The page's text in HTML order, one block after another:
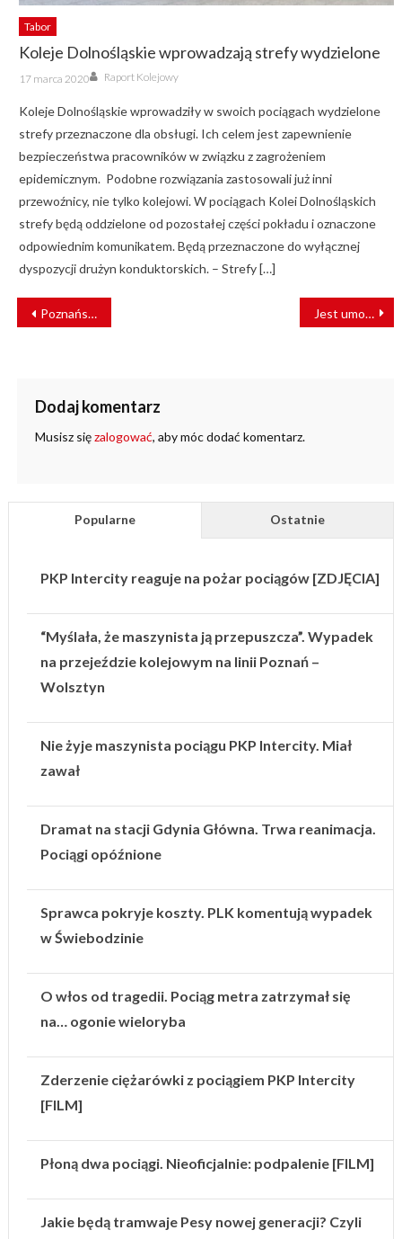
Tabor
Koleje Dolnośląskie wprowadzają strefy wydzielone
Posted
on
17 marca 2020 Author
Raport Kolejowy
Koleje Dolnośląskie wprowadziły w swoich pociągach wydzielone
strefy przeznaczone dla obsługi. Ich celem jest zapewnienie
bezpieczeństwa pracowników w związku z zagrożeniem
epidemicznym. Podobne rozwiązania zastosowali już inni
przewoźnicy, nie tylko kolejowi. W pociągach Kolei Dolnośląskich
strefy będą oddzielone od pozostałej części pokładu i oznaczone
odpowiednim komunikatem. Będą przeznaczone do wyłącznej
dyspozycji drużyn konduktorskich. – Strefy […]
NAWIGACJA
WPISU
Poznańska Kolej Metropolitalna rozpocznie działanie na odcinku Poznań – Kościan Jest umowa na dokumentację projektową dla modernizacji linii Tczew – Czersk
Dodaj komentarz
Musisz sięzalogować, aby móc dodać komentarz.
Popularne Ostatnie
PKP Intercity reaguje na pożar pociągów [ZDJĘCIA]
“Myślała, że maszynista ją przepuszcza”. Wypadek
na przejeździe kolejowym na linii Poznań –
Wolsztyn
Nie żyje maszynista pociągu PKP Intercity. Miał
zawał
Dramat na stacji Gdynia Główna. Trwa reanimacja.
Pociągi opóźnione
Sprawca pokryje koszty. PLK komentują wypadek
w Świebodzinie
O włos od tragedii. Pociąg metra zatrzymał się
na… ogonie wieloryba
Zderzenie ciężarówki z pociągiem PKP Intercity
[FILM]
Płoną dwa pociągi. Nieoficjalnie: podpalenie [FILM]
Jakie będą tramwaje Pesy nowej generacji? Czyli